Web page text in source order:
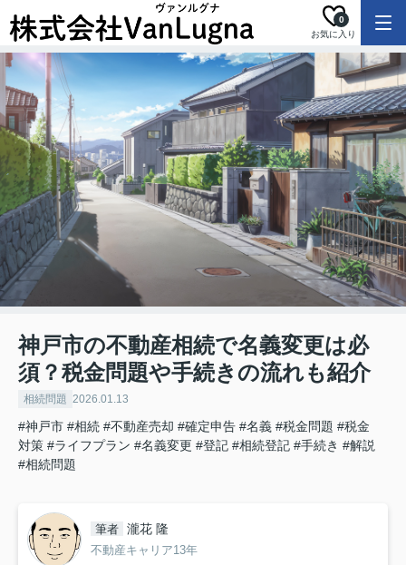
お気に入り
0
神戸市の不動産相続で名義変更は必
須？税金問題や手続きの流れも紹介
相続問題 2026.01.13
#神戸市 #相続 #不動産売却 #確定申告 #名義 #税金問題 #税金
対策 #ライフプラン #名義変更 #登記 #相続登記 #手続き #解説
#相続問題
筆者 瀧花 隆
不動産キャリア13年